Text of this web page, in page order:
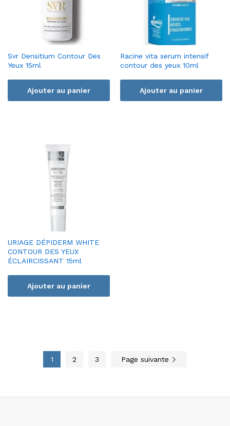
Svr Densitium Contour Des
Yeux 15ml
Ajouter au panier
Racine vita serum intensif
contour des yeux 10ml
Ajouter au panier
URIAGE DÉPIDERM WHITE
CONTOUR DES YEUX
ÉCLAIRCISSANT 15ml
Ajouter au panier
1 2 3 Page suivante